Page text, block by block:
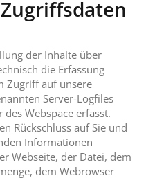
der Inhalte über
die Erfassung
Zugriff auf unsere
Server-Logfiles
Webspace erfasst.
Rückschluss auf Sie und
Informationen
Webseite, der Datei, dem
dem Webrowser